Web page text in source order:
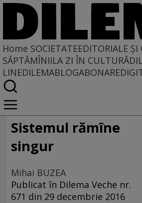
Home SOCIETATEEDITORIALE ȘI
SĂPTĂMÎNIILA ZI ÎN CULTURĂ
LINEDILEMABLOGABONARE
Home
Societate
Sistemul rămîne
singur
Mihai BUZEA
Publicat în Dilema Veche nr.
671 din 29 decembrie 2016